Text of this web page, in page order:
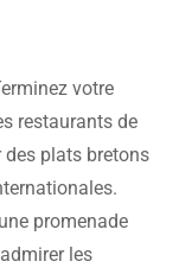
votre
restaurants de
des plats bretons
promenade
les